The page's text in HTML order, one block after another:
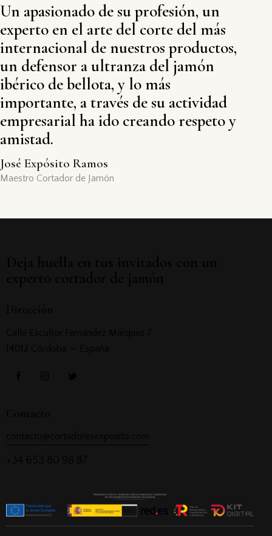
Un apasionado de su profesión, un
experto en el arte del corte del más
internacional de nuestros productos,
un defensor a ultranza del jamón
ibérico de bellota, y lo más
importante, a través de su actividad
empresarial ha ido creando respeto y
amistad.
José Expósito Ramos
Maestro Cortador de Jamón